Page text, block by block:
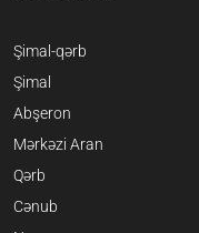
Şimal-qərb
Şimal
Abşeron
Mərkəzi Aran
Qərb
Cənub